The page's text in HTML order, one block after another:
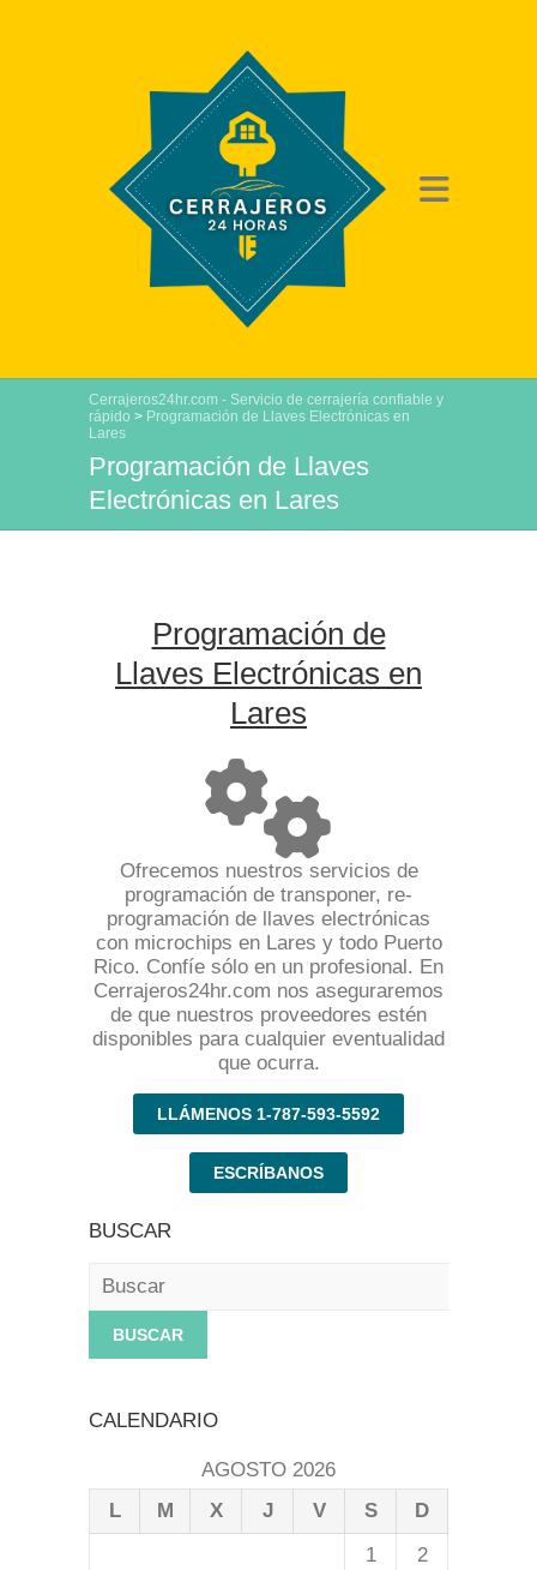
Cerrajeros24hr.com - Servicio de cerrajería confiable y
rápido > Programación de Llaves Electrónicas en
Lares
Programación de Llaves
Electrónicas en Lares
Programación de
Llaves Electrónicas en
Lares
Ofrecemos nuestros servicios de
programación de transponer, re-
programación de llaves electrónicas
con microchips en Lares y todo Puerto
Rico. Confíe sólo en un profesional. En
Cerrajeros24hr.com nos aseguraremos
de que nuestros proveedores estén
disponibles para cualquier eventualidad
que ocurra.
LLÁMENOS 1-787-593-5592
ESCRÍBANOS
BUSCAR
Buscar
CALENDARIO
AGOSTO 2026
L
M X J V S
D
1
2